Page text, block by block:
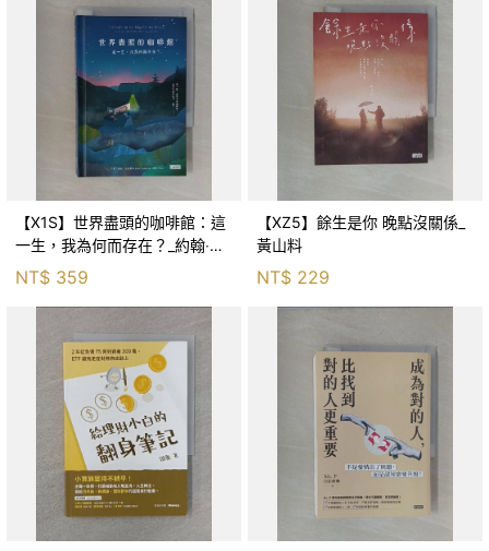
【X1S】世界盡頭的咖啡館：這
一生，我為何而存在？_約翰‧史
崔勒基, Elsa
NT$ 359
【XZ5】餘生是你 晚點沒關係_
黃山料
NT$ 229